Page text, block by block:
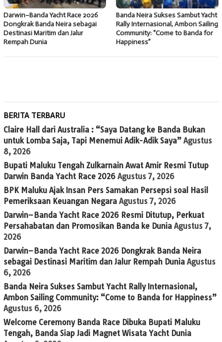
Darwin–Banda Yacht Race 2026
Dongkrak Banda Neira sebagai
Destinasi Maritim dan Jalur
Rempah Dunia
Banda Neira Sukses Sambut Yacht
Rally Internasional, Ambon Sailing
Community: “Come to Banda for
Happiness”
BERITA TERBARU
Claire Hall dari Australia : “Saya Datang ke Banda Bukan
untuk Lomba Saja, Tapi Menemui Adik-Adik Saya” Agustus
8, 2026
Bupati Maluku Tengah Zulkarnain Awat Amir Resmi Tutup
Darwin Banda Yacht Race 2026 Agustus 7, 2026
BPK Maluku Ajak Insan Pers Samakan Persepsi soal Hasil
Pemeriksaan Keuangan Negara Agustus 7, 2026
Darwin–Banda Yacht Race 2026 Resmi Ditutup, Perkuat
Persahabatan dan Promosikan Banda ke Dunia Agustus 7,
2026
Darwin–Banda Yacht Race 2026 Dongkrak Banda Neira
sebagai Destinasi Maritim dan Jalur Rempah Dunia Agustus
6, 2026
Banda Neira Sukses Sambut Yacht Rally Internasional,
Ambon Sailing Community: “Come to Banda for Happiness”
Agustus 6, 2026
Welcome Ceremony Banda Race Dibuka Bupati Maluku
Tengah, Banda Siap Jadi Magnet Wisata Yacht Dunia